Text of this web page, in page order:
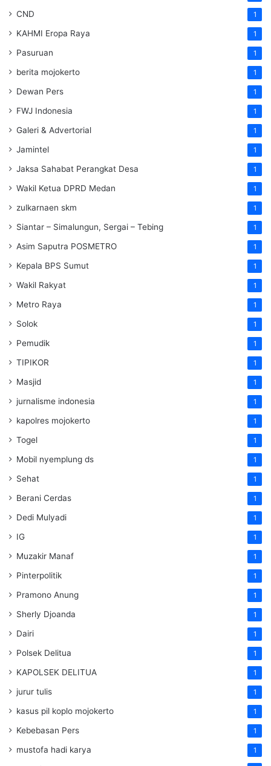
CND 1
KAHMI Eropa Raya 1
Pasuruan 1
berita mojokerto 1
Dewan Pers 1
FWJ Indonesia 1
Galeri & Advertorial 1
Jamintel 1
Jaksa Sahabat Perangkat Desa 1
Wakil Ketua DPRD Medan 1
zulkarnaen skm 1
Siantar – Simalungun, Sergai – Tebing 1
Asim Saputra POSMETRO 1
Kepala BPS Sumut 1
Wakil Rakyat 1
Metro Raya 1
Solok 1
Pemudik 1
TIPIKOR 1
Masjid 1
jurnalisme indonesia 1
kapolres mojokerto 1
Togel 1
Mobil nyemplung ds 1
Sehat 1
Berani Cerdas 1
Dedi Mulyadi 1
IG 1
Muzakir Manaf 1
Pinterpolitik 1
Pramono Anung 1
Sherly Djoanda 1
Dairi 1
Polsek Delitua 1
KAPOLSEK DELITUA 1
jurur tulis 1
kasus pil koplo mojokerto 1
Kebebasan Pers 1
mustofa hadi karya 1